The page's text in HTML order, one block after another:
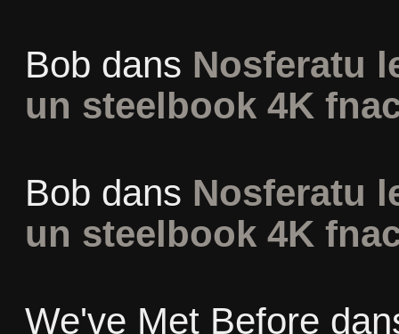
Bob dans Nosferatu
un steelbook 4K
Bob dans Nosferatu
un steelbook 4K
We've Met Before